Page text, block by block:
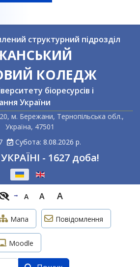
структурний підрозділ
КОЛЕДЖ
біоресурсів і
України
м. Бережани, Тернопільська обл.,
Україна, 47501
Субота: 8.08.2026 р.
- 1627 доба!
A A A
Мапа Повідомлення
Moodle